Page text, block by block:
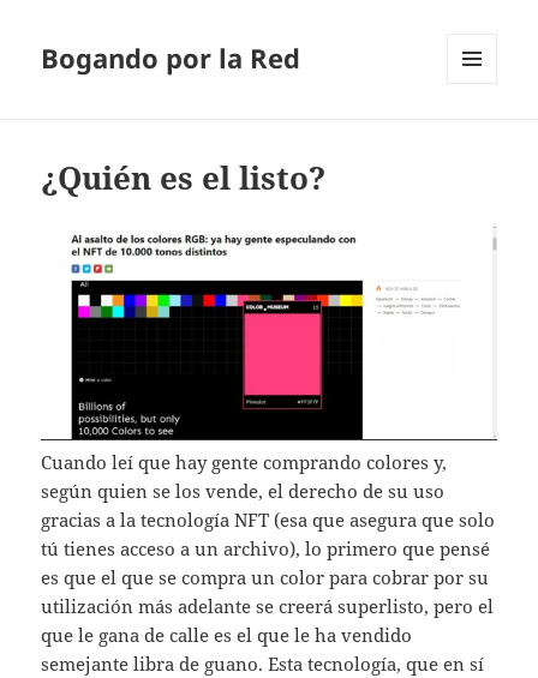
Bogando por la Red
¿Quién es el listo?
Cuando leí que hay gente comprando colores y,
según quien se los vende, el derecho de su uso
gracias a la tecnología NFT (esa que asegura que solo
tú tienes acceso a un archivo), lo primero que pensé
es que el que se compra un color para cobrar por su
utilización más adelante se creerá superlisto, pero el
que le gana de calle es el que le ha vendido
semejante libra de guano. Esta tecnología, que en sí